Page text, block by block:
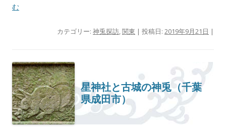
む
カテゴリー: 神兎探訪,関東 | 投稿日: 2019年9月21日 |
星神社と古城の神兎（千葉
県成田市）